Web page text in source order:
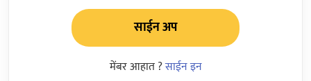
साईन अप
मेंबर आहात ?साईन इन